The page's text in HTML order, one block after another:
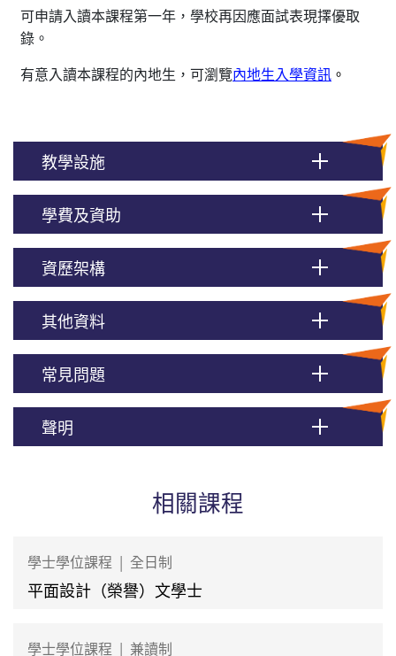
可申請入讀本課程第一年，學校再因應面試表現擇優取
錄。
有意入讀本課程的內地生，可瀏覽內地生入學資訊 。
教學設施
學費及資助
資歷架構
其他資料
常見問題
聲明
相關課程
學士學位課程 | 全日制
平面設計（榮譽）文學士
學士學位課程 | 兼讀制